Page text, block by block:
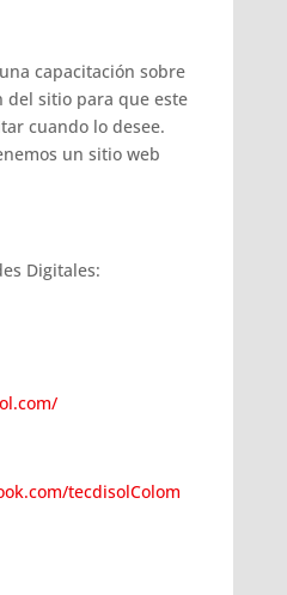
capacitación sobre
del sitio para que este
cuando lo desee.
un sitio web
Digitales:
tecdisolColom